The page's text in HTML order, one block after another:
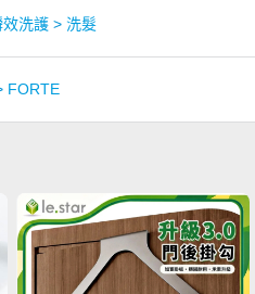
洗護 > 洗髮
FORTE